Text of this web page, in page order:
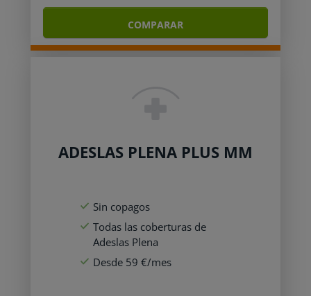
COMPARAR
ADESLAS PLENA PLUS MM
Sin copagos
Todas las coberturas de
Adeslas Plena
Desde 59 €/mes